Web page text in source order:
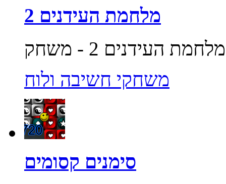
מלחמת העידנים 2
משחקי חשיבה ולוח
סימנים קסומים